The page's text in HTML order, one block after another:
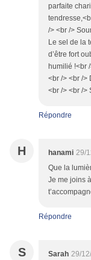
parfaite
/> <br />
Le sel de la
d’être fort
humilié !<br
<br /> <br />
<br /> <br />
Répondre
H hanami 29/
Que la
Je me joins
Répondre
S Sarah 29/